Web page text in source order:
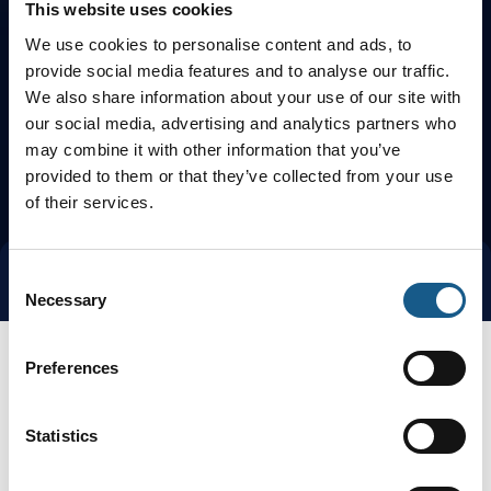
This website uses cookies
We use cookies to personalise content and ads, to
provide social media features and to analyse our traffic.
We also share information about your use of our site with
our social media, advertising and analytics partners who
may combine it with other information that you’ve
provided to them or that they’ve collected from your use
of their services.
Selection
Necessary
Preferences
Statistics